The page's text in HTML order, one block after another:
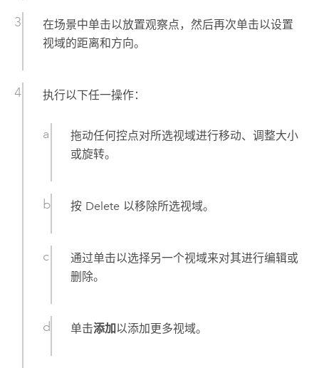
在场景中单击以放置观察点，然后再次单击以设置
视域的距离和方向。
执行以下任一操作：
拖动任何控点对所选视域进行移动、调整大小
或旋转。
按 Delete 以移除所选视域。
通过单击以选择另一个视域来对其进行编辑或
删除。
单击添加以添加更多视域。